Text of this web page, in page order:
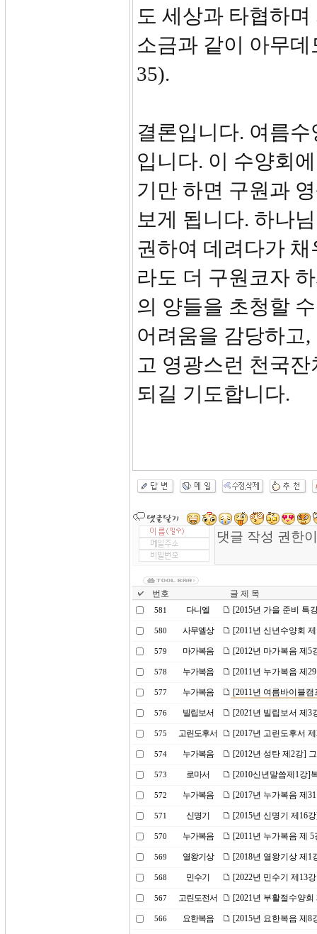
도 세상과 타협하
소금과 같이 아무
35).
결론입니다. 여름
입니다. 이 수양회
기만 하면 구원과
보게 됩니다. 하나
권하여 데려다가
라도 더 구원코자
의 양들을 초청할
어려움을 감당하고
고 영광스런 천국
되길 기도합니다.
번호 글 제 목
581 다니엘 [2015년 가을 준비 특
580 사무엘상 [2011년 신년수양회
579 마가복음 [2012년 마가복음 제5
578 누가복음 [2011년 누가복음 제
577 누가복음 [2011년 여름바이블
576 빌립보서 [2021년 빌립보서 제3
575 고린도후서 [2017년 고린도후서
574 누가복음 [2012년 성탄 제2강]
573 로마서 [2010신년말씀제1강]
572 누가복음 [2017년 누가복음 제
571 신명기 [2015년 신명기 제16
570 누가복음 [2011년 누가복음 제
569 열왕기상 [2018년 열왕기상 제1
568 민수기 [2022년 민수기 제13
567 고린도전서 [2021년 부활절수양
566 요한복음 [2015년 요한복음 제